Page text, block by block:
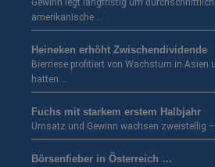
Gewinn legt langfristig um durchschnittlich
amerikanische …
Heineken erhöht Zwischendividende
Bierriese profitiert von Wachstum in Asien
hatten …
Fuchs mit starkem erstem Halbjahr
Umsatz und Gewinn wachsen zweistellig
Börsenfieber in Österreich …